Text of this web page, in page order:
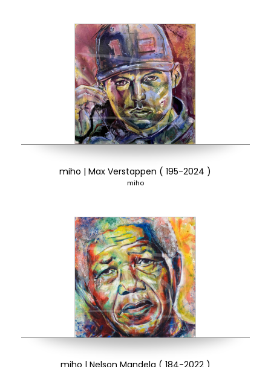
miho | Max Verstappen ( 195-2024 )
miho
miho | Nelson Mandela ( 184-2022 )